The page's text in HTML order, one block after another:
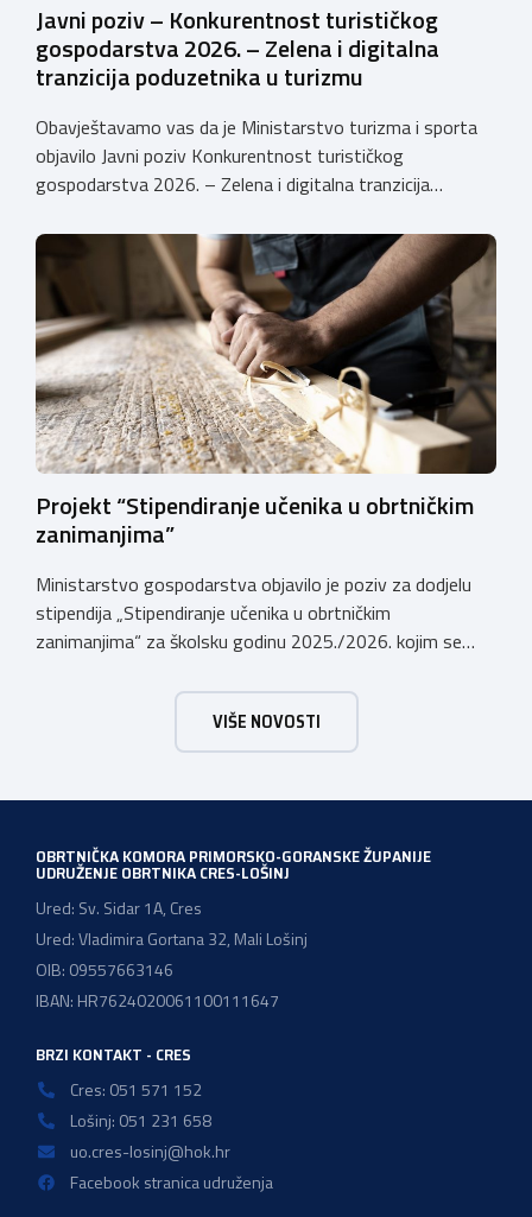
Javni poziv – Konkurentnost turističkog
gospodarstva 2026. – Zelena i digitalna
tranzicija poduzetnika u turizmu
Obavještavamo vas da je Ministarstvo turizma i sporta
objavilo Javni poziv Konkurentnost turističkog
gospodarstva 2026. – Zelena i digitalna tranzicija
male vrijednosti u ukupnom iznosu od 3.403.640,00 €.
Program je namijenjen subjektima malog gospodarstva
registriranim za ugostiteljske i/ili turističke djelatnosti,
obiteljskim poljoprivrednim
gospodarstvima/poljoprivrednicima koja su registrirana
za pružanje […]
Projekt “Stipendiranje učenika u obrtničkim
zanimanjima”
Ministarstvo gospodarstva objavilo je poziv za dodjelu
stipendija „Stipendiranje učenika u obrtničkim
zanimanjima“ za školsku godinu 2025./2026. kojim se
2025./2026. obrazuju temeljem programa/kurikula u
trogodišnjem trajanju za stjecanje deficitarnih obrtničkih
zanimanja, sukladno Preporukama za obrazovnu upisnu
VIŠE NOVOSTI
OBRTNIČKA KOMORA PRIMORSKO-GORANSKE ŽUPANIJE
UDRUŽENJE OBRTNIKA CRES-LOŠINJ
Ured: Sv. Sidar 1A, Cres
Ured: Vladimira Gortana 32, Mali Lošinj
OIB: 09557663146
IBAN: HR7624020061100111647
BRZI KONTAKT - CRES
Cres: 051 571 152
Lošinj: 051 231 658
uo.cres-losinj@hok.hr
Facebook stranica udruženja